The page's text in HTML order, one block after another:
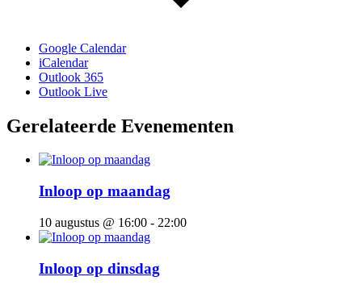
Google Calendar
iCalendar
Outlook 365
Outlook Live
Gerelateerde Evenementen
Inloop op maandag
10 augustus @ 16:00 - 22:00
Inloop op dinsdag